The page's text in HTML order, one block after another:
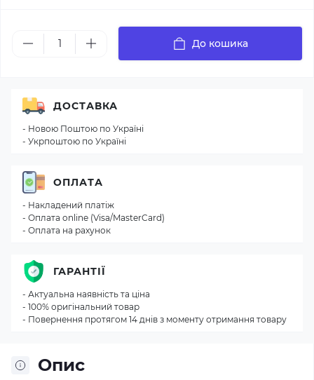
До кошика
Опис
ДОСТАВКА
- Новою Поштою по Україні
- Укрпоштою по Україні
ОПЛАТА
- Накладений платіж
- Оплата online (Visa/MasterCard)
- Оплата на рахунок
ГАРАНТІЇ
- Актуальна наявність та ціна
- 100% оригінальний товар
- Повернення протягом 14 днів з моменту отримання товару